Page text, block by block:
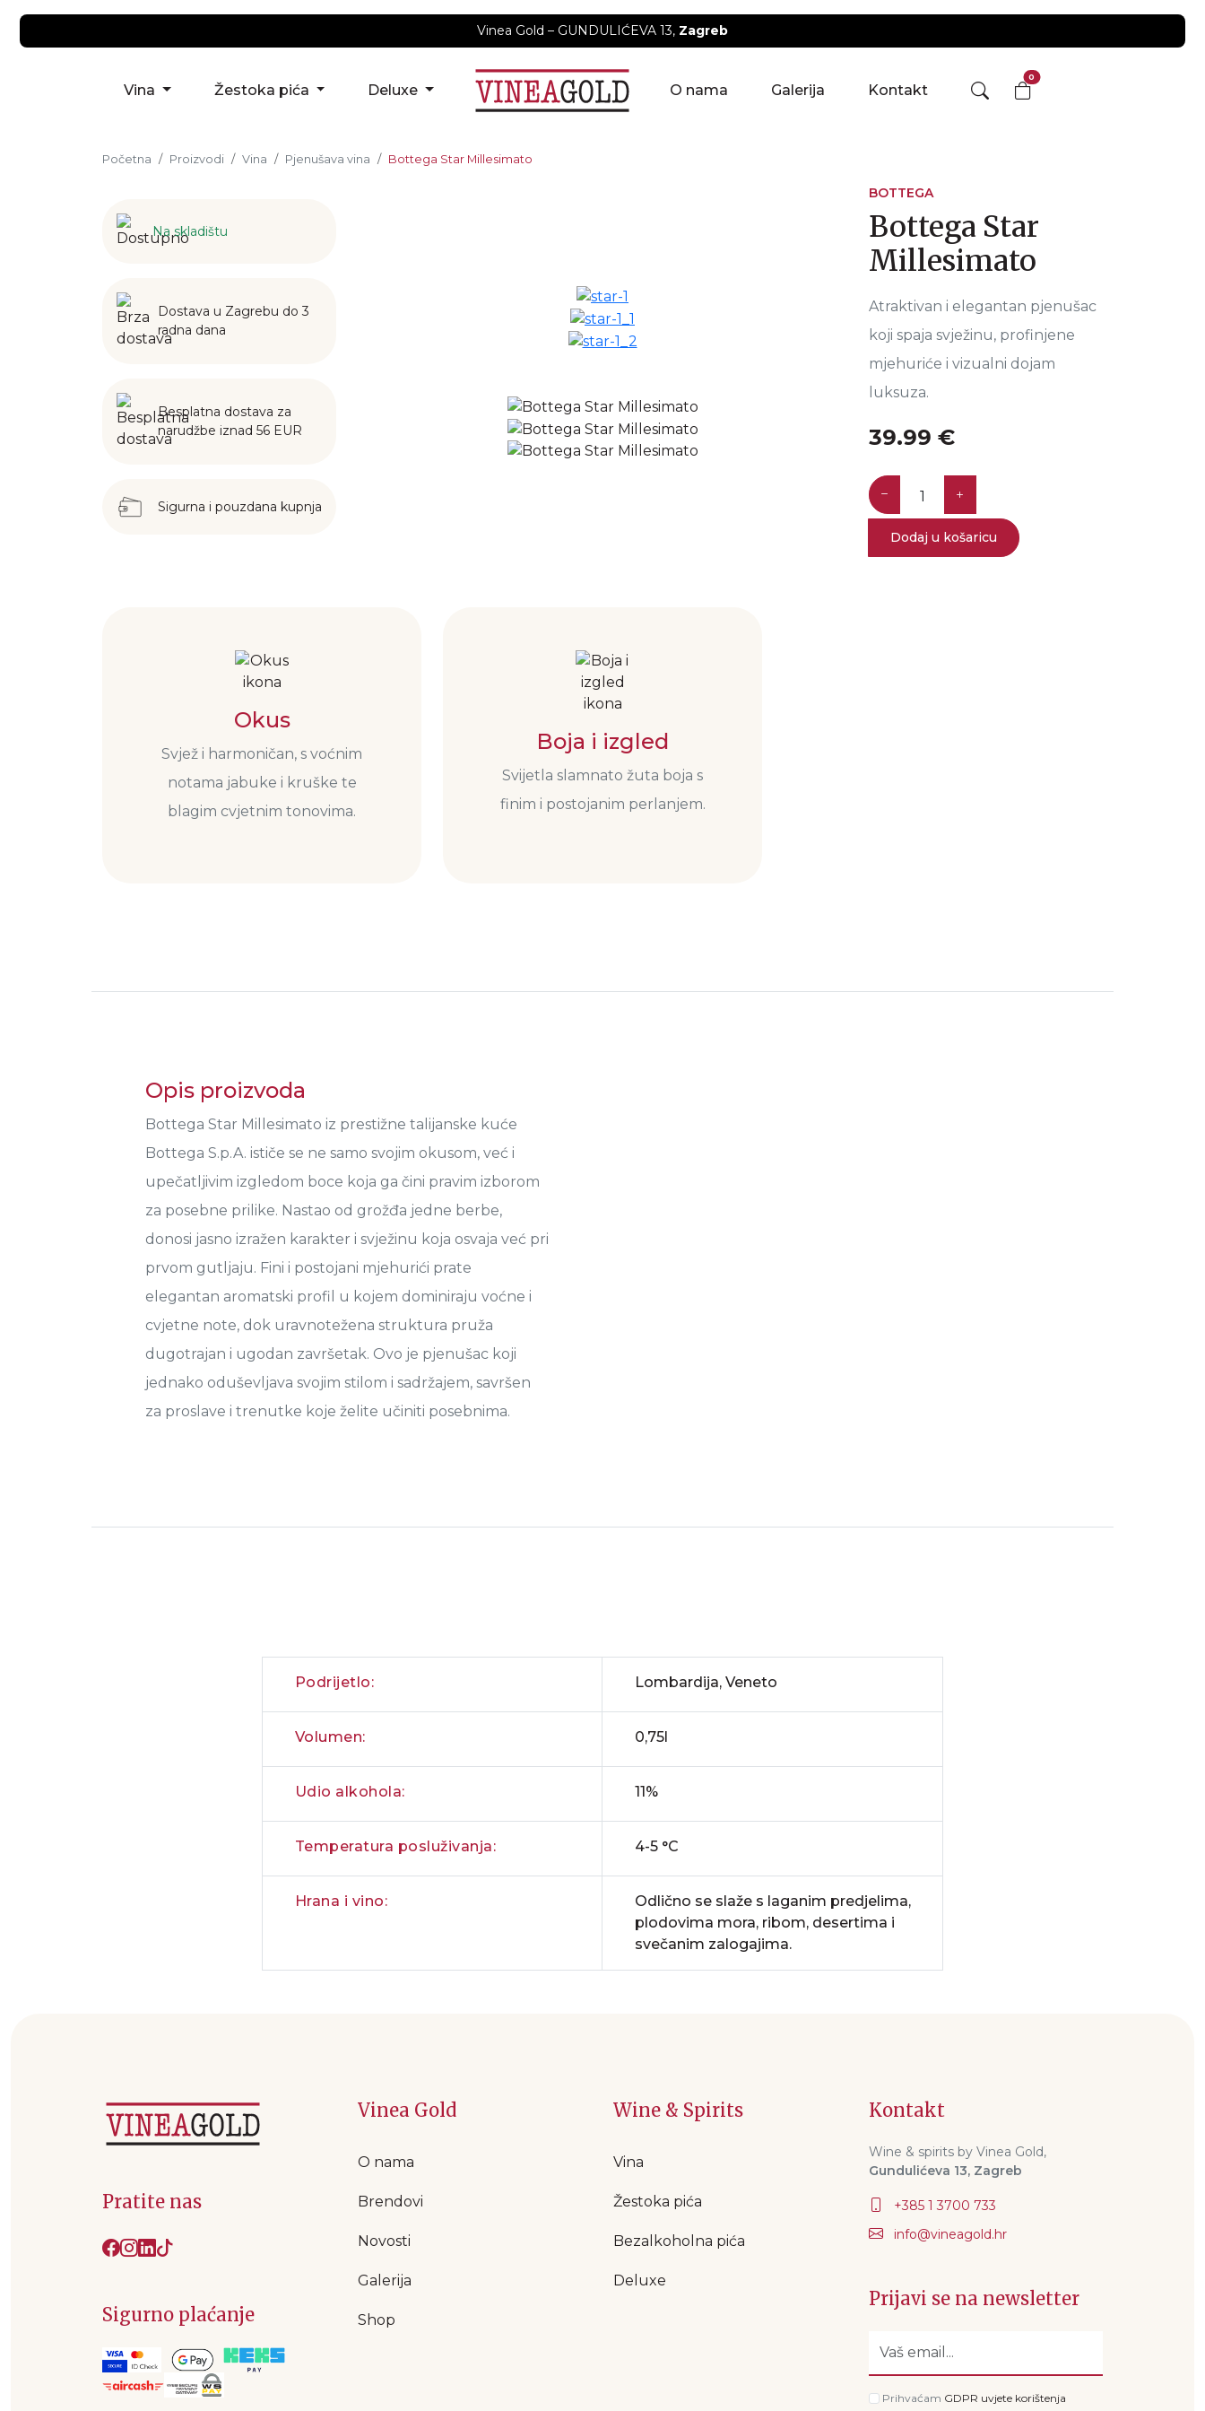
Vinea Gold – GUNDULIĆEVA 13, Zagreb
Vina Žestoka pića Deluxe O nama Galerija Kontakt
0
Početna Proizvodi Vina Pjenušava vina Bottega Star Millesimato
Na skladištu
Dostava u Zagrebu do 3
radna dana
Besplatna dostava za
narudžbe iznad 56 EUR
Sigurna i pouzdana kupnja
BOTTEGA
Bottega Star
Millesimato
Atraktivan i elegantan pjenušac
koji spaja svježinu, profinjene
mjehuriće i vizualni dojam
luksuza.
39.99 €
Dodaj u košaricu
Okus
Svjež i harmoničan, s voćnim
notama jabuke i kruške te
blagim cvjetnim tonovima.
Boja i izgled
Svijetla slamnato žuta boja s
finim i postojanim perlanjem.
Opis proizvoda
Bottega Star Millesimato iz prestižne talijanske kuće
Bottega S.p.A. ističe se ne samo svojim okusom, već i
upečatljivim izgledom boce koja ga čini pravim izborom
za posebne prilike. Nastao od grožđa jedne berbe,
donosi jasno izražen karakter i svježinu koja osvaja već pri
prvom gutljaju. Fini i postojani mjehurići prate
elegantan aromatski profil u kojem dominiraju voćne i
cvjetne note, dok uravnotežena struktura pruža
dugotrajan i ugodan završetak. Ovo je pjenušac koji
jednako oduševljava svojim stilom i sadržajem, savršen
za proslave i trenutke koje želite učiniti posebnima.
Podrijetlo: Lombardija, Veneto
Volumen: 0,75l
Udio alkohola: 11%
Temperatura posluživanja: 4-5 °C
Hrana i vino:
Odlično se slaže s laganim predjelima,
plodovima mora, ribom, desertima i
svečanim zalogajima.
Pratite nas
Sigurno plaćanje
Vinea Gold
O nama
Brendovi
Novosti
Galerija
Shop
Wine & Spirits
Vina
Žestoka pića
Bezalkoholna pića
Deluxe
Kontakt
Wine & spirits by Vinea Gold,
Gundulićeva 13, Zagreb
+385 1 3700 733
Prijavi se na newsletter
Prihvaćam GDPR uvjete korištenja